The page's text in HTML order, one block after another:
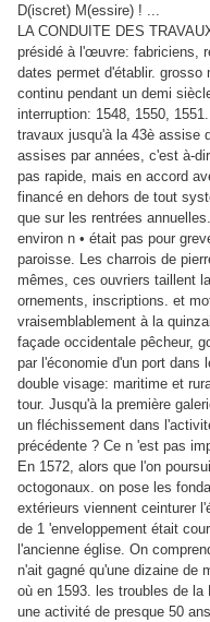
D(iscret) M(essire) ! ...
LA CONDUITE DES
présidé à l'œuvre: fabriciens,
dates permet d'établir. grosso
continu pendant un demi
interruption: 1548, 1550,
travaux jusqu'à la 43è assise
assises par années, c'est à-
pas rapide, mais en accord
financé en dehors de tout
que sur les rentrées
environ n • était pas pour
paroisse. Les charrois de
mêmes, ces ouvriers taillent
ornements, inscriptions. et
vraisemblablement à la
façade occidentale pêcheur,
par l'économie d'un port dans
double visage: maritime et
tour. Jusqu'à la première
un fléchissement dans
précédente ? Ce n 'est pas
En 1572, alors que l'on
octogonaux. on pose les
extérieurs viennent ceinturer
de 1 'enveloppement était
l'ancienne église. On
n'ait gagné qu'une dizaine de
où en 1593. les troubles de la
une activité de presque 50